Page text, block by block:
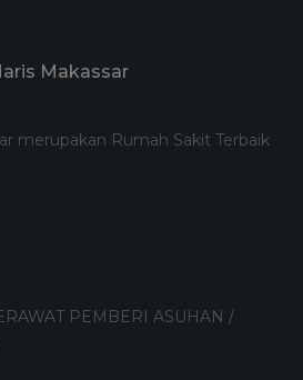
Makassar
merupakan Rumah Sakit Terbaik
PEMBERI ASUHAN /